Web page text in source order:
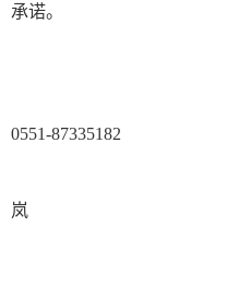
承诺。
0551-87335182
岚